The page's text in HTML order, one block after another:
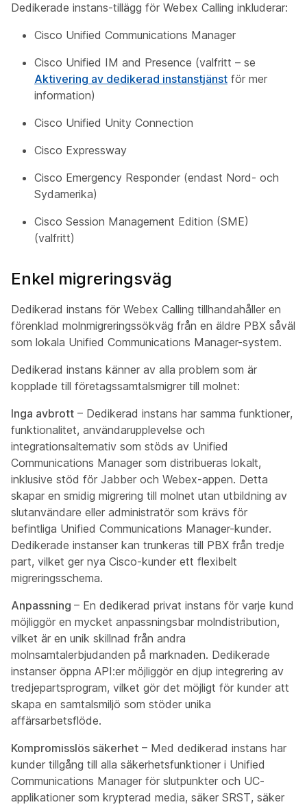
Dedikerade instans-tillägg för Webex Calling inkluderar:
Cisco Unified Communications Manager
Cisco Unified IM and Presence (valfritt – se
Aktivering av dedikerad instanstjänst för mer
information)
Cisco Unified Unity Connection
Cisco Expressway
Cisco Emergency Responder (endast Nord- och
Sydamerika)
Cisco Session Management Edition (SME)
(valfritt)
Enkel migreringsväg
Dedikerad instans för Webex Calling tillhandahåller en
förenklad molnmigreringssökväg från en äldre PBX såväl
som lokala Unified Communications Manager-system.
Dedikerad instans känner av alla problem som är
kopplade till företagssamtalsmigrer till molnet:
Inga avbrott – Dedikerad instans har samma funktioner,
funktionalitet, användarupplevelse och
integrationsalternativ som stöds av Unified
Communications Manager som distribueras lokalt,
inklusive stöd för Jabber och Webex-appen. Detta
skapar en smidig migrering till molnet utan utbildning av
slutanvändare eller administratör som krävs för
befintliga Unified Communications Manager-kunder.
Dedikerade instanser kan trunkeras till PBX från tredje
part, vilket ger nya Cisco-kunder ett flexibelt
migreringsschema.
Anpassning – En dedikerad privat instans för varje kund
möjliggör en mycket anpassningsbar molndistribution,
vilket är en unik skillnad från andra
molnsamtalerbjudanden på marknaden. Dedikerade
instanser öppna API:er möjliggör en djup integrering av
tredjepartsprogram, vilket gör det möjligt för kunder att
skapa en samtalsmiljö som stöder unika
affärsarbetsflöde.
Kompromisslös säkerhet – Med dedikerad instans har
kunder tillgång till alla säkerhetsfunktioner i Unified
Communications Manager för slutpunkter och UC-
applikationer som krypterad media, säker SRST, säker